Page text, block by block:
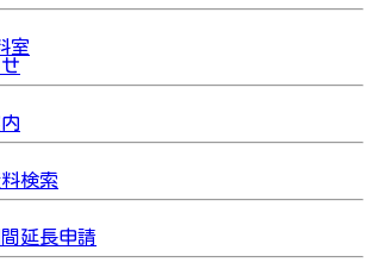
室
検索
延長申請